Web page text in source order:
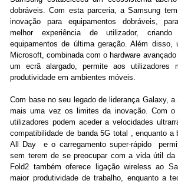
dobráveis. Com esta parceria, a Samsung
inovação para equipamentos dobráveis,
melhor experiência de utilizador, criando
equipamentos de última geração. Além disso,
Microsoft, combinada com o hardware
um ecrã alargado, permite aos utilizadores
produtividade em ambientes móveis.
Com base no seu legado de liderança Galaxy,
mais uma vez os limites da inovação. Com
utilizadores podem aceder a velocidades
compatibilidade de banda 5G total , enquanto a
All Day e o carregamento super-rápido
sem terem de se preocupar com a vida útil
Fold2 também oferece ligação wireless ao
maior produtividade de trabalho, enquanto a